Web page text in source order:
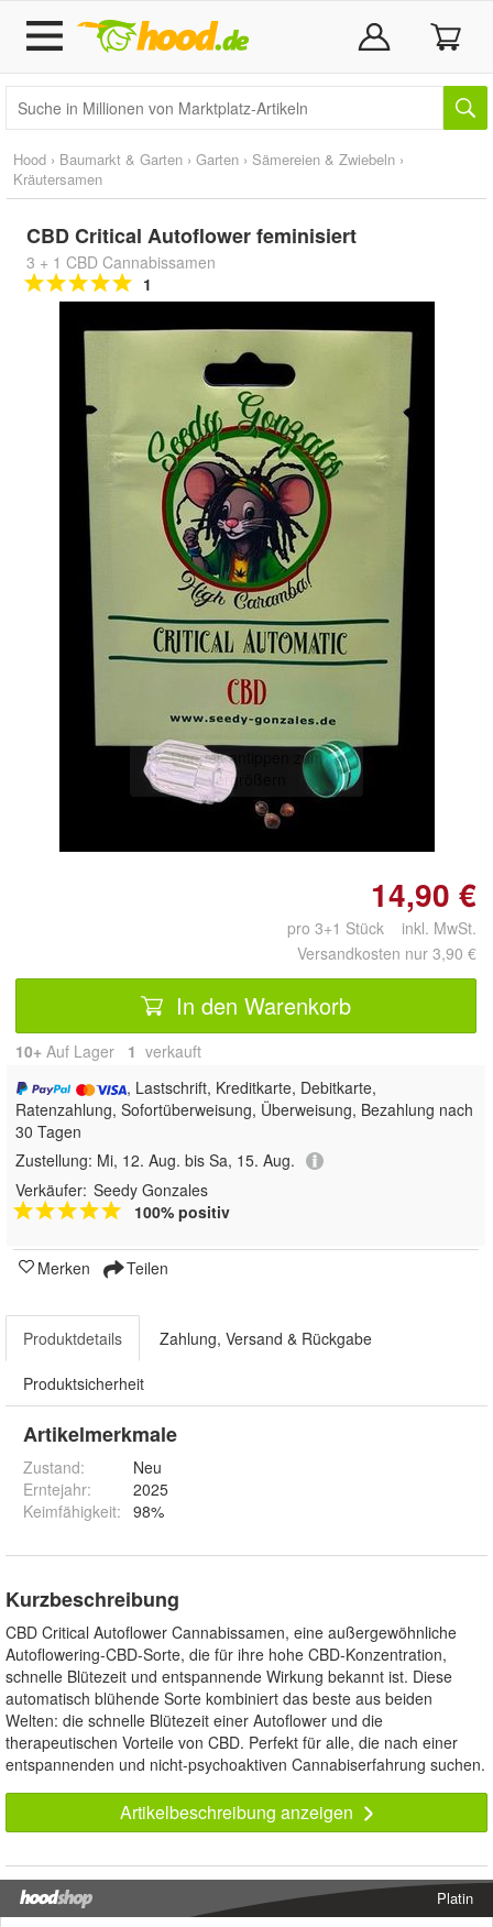
Hood › Baumarkt & Garten › Garten › Sämereien & Zwiebeln ›
Kräutersamen
CBD Critical Autoflower feminisiert
3 + 1 CBD Cannabissamen
1
Doppelt antippen zum
vergrößern
14,90 €
pro 3+1 Stück inkl. MwSt.
Versandkosten nur 3,90 €
In den Warenkorb
10+ Auf Lager 1 verkauft
, Lastschrift, Kreditkarte, Debitkarte,
Ratenzahlung, Sofortüberweisung, Überweisung, Bezahlung nach
30 Tagen
Zustellung: Mi, 12. Aug. bis Sa, 15. Aug.
Verkäufer: Seedy Gonzales
100% positiv
Merken Teilen
Produktdetails Zahlung, Versand & Rückgabe
Produktsicherheit
Artikelmerkmale
Zustand:
Neu
Erntejahr:
2025
Keimfähigkeit: 98%
Kurzbeschreibung
CBD Critical Autoflower Cannabissamen, eine außergewöhnliche
Autoflowering-CBD-Sorte, die für ihre hohe CBD-Konzentration,
schnelle Blütezeit und entspannende Wirkung bekannt ist. Diese
automatisch blühende Sorte kombiniert das beste aus beiden
Welten: die schnelle Blütezeit einer Autoflower und die
therapeutischen Vorteile von CBD. Perfekt für alle, die nach einer
entspannenden und nicht-psychoaktiven Cannabiserfahrung suchen.
Artikelbeschreibung anzeigen
Platin